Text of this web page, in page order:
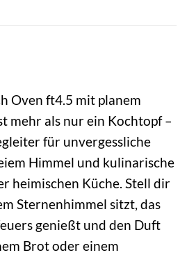
Oven ft4.5 mit planem
mehr als nur ein Kochtopf –
für unvergessliche
Himmel und kulinarische
heimischen Küche. Stell dir
Sternenhimmel sitzt, das
genießt und den Duft
Brot oder einem